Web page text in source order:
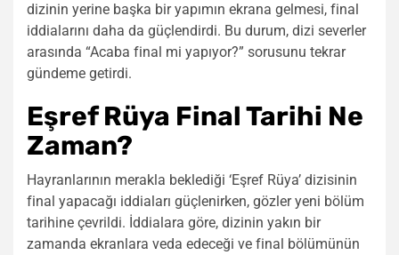
dizinin yerine başka bir yapımın ekrana gelmesi, final
iddialarını daha da güçlendirdi. Bu durum, dizi severler
arasında “Acaba final mi yapıyor?” sorusunu tekrar
gündeme getirdi.
Eşref Rüya Final Tarihi Ne
Zaman?
Hayranlarının merakla beklediği ‘Eşref Rüya’ dizisinin
final yapacağı iddiaları güçlenirken, gözler yeni bölüm
tarihine çevrildi. İddialara göre, dizinin yakın bir
zamanda ekranlara veda edeceği ve final bölümünün